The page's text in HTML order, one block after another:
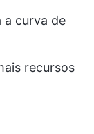
a curva de
recursos